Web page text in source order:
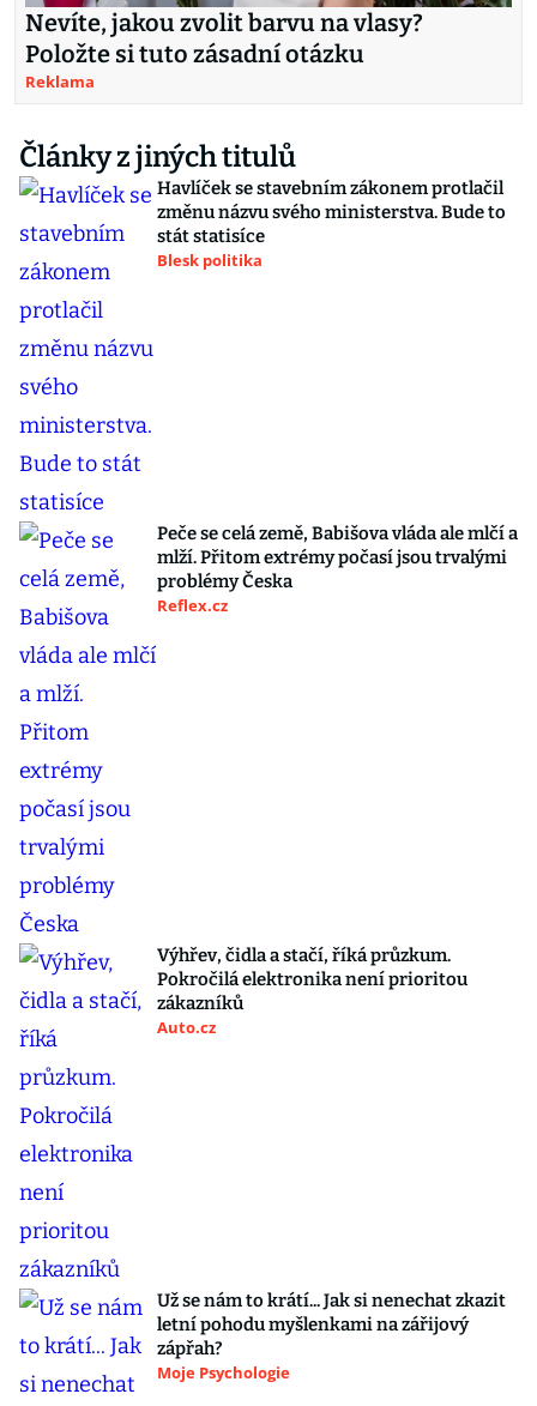
Nevíte, jakou zvolit barvu na vlasy?
Položte si tuto zásadní otázku
Reklama
Články z jiných titulů
Havlíček se stavebním zákonem protlačil
změnu názvu svého ministerstva. Bude to
stát statisíce
Blesk politika
Peče se celá země, Babišova vláda ale mlčí a
mlží. Přitom extrémy počasí jsou trvalými
problémy Česka
Reflex.cz
Výhřev, čidla a stačí, říká průzkum.
Pokročilá elektronika není prioritou
zákazníků
Auto.cz
Už se nám to krátí... Jak si nenechat zkazit
letní pohodu myšlenkami na zářijový
zápřah?
Moje Psychologie